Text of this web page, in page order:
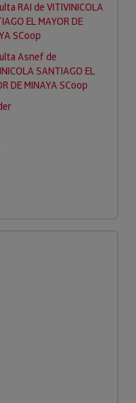
RAI de VITIVINICOLA
EL MAYOR DE
SCoop
Asnef de
SANTIAGO EL
DE MINAYA SCoop